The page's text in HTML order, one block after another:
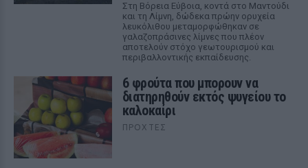
Στη Βόρεια Εύβοια, κοντά στο Μαντούδι
και τη Λίμνη, δώδεκα πρώην ορυχεία
λευκόλιθου μεταμορφώθηκαν σε
γαλαζοπράσινες λίμνες που πλέον
αποτελούν στόχο γεωτουρισμού και
περιβαλλοντικής εκπαίδευσης.
6 φρούτα που μπορουν να
διατηρηθούν εκτός ψυγείου το
καλοκαίρι
ΠΡΟΧΤΈΣ